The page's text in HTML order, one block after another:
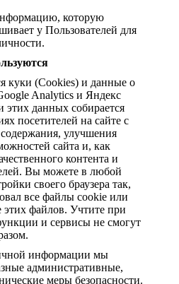
которую
у Пользователей для
куки (Cookies) и данные о
Analytics и Яндекс
данных собирается
посетителей на сайте с
улучшения
сайта и, как
контента и
Вы можете в любой
своего браузера так,
все файлы cookie или
этих файлов. Учтите при
и сервисы не смогут
информации мы
административные,
меры безопасности.